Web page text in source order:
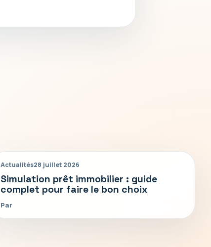
Actualités28 juillet 2026
Simulation prêt immobilier : guide
complet pour faire le bon choix
Par